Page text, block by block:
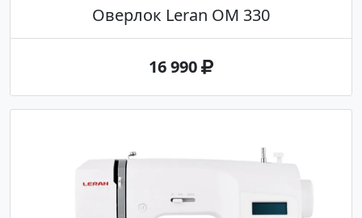
Оверлок Leran OM 330
16 990